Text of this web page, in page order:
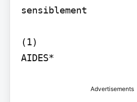
sensiblement
(1)
Advertisements